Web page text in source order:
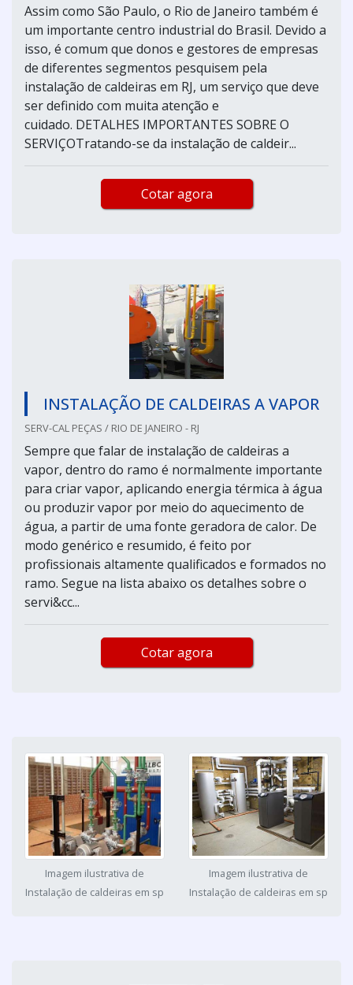
Assim como São Paulo, o Rio de Janeiro também é
um importante centro industrial do Brasil. Devido a
isso, é comum que donos e gestores de empresas
de diferentes segmentos pesquisem pela
instalação de caldeiras em RJ, um serviço que deve
ser definido com muita atenção e
cuidado. DETALHES IMPORTANTES SOBRE O
SERVIÇOTratando-se da instalação de caldeir...
Cotar agora
INSTALAÇÃO DE CALDEIRAS A VAPOR
SERV-CAL PEÇAS / RIO DE JANEIRO - RJ
Sempre que falar de instalação de caldeiras a
vapor, dentro do ramo é normalmente importante
para criar vapor, aplicando energia térmica à água
ou produzir vapor por meio do aquecimento de
água, a partir de uma fonte geradora de calor. De
modo genérico e resumido, é feito por
profissionais altamente qualificados e formados no
ramo. Segue na lista abaixo os detalhes sobre o
servi&cc...
Cotar agora
Imagem ilustrativa de
Instalação de caldeiras em sp
Imagem ilustrativa de
Instalação de caldeiras em sp